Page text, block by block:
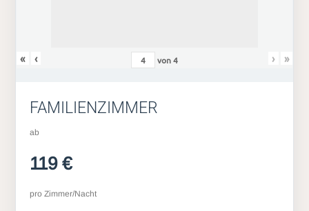
« ‹ von4 › »
FAMILIENZIMMER
ab
119 €
pro Zimmer/Nacht